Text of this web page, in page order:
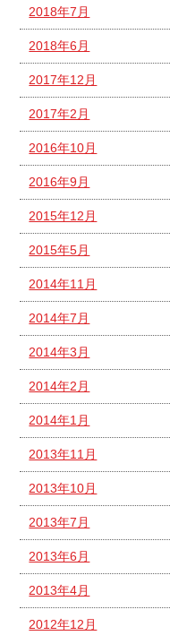
2018年7月
2018年6月
2017年12月
2017年2月
2016年10月
2016年9月
2015年12月
2015年5月
2014年11月
2014年7月
2014年3月
2014年2月
2014年1月
2013年11月
2013年10月
2013年7月
2013年6月
2013年4月
2012年12月